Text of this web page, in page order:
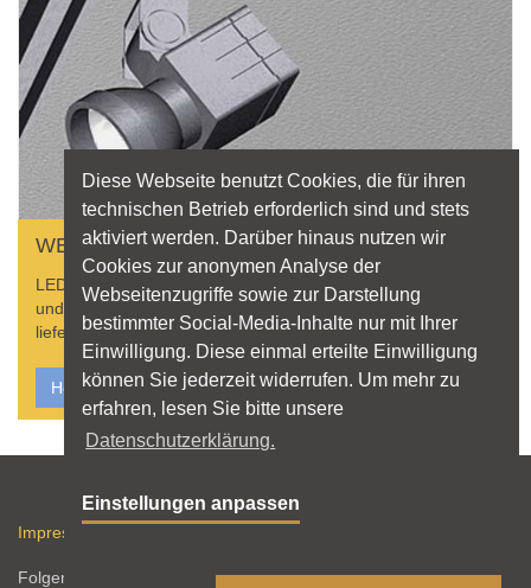
WER LIEFERT WAS?
LED? Betriebsgeräte? Hier finden Sie Produkterklärungen
und Hersteller, die Leuchten, Lichtquellen und Zubehör
liefern.
Hersteller finden
Impressum
Folgen Sie licht.de:
Diese Webseite benutzt Cookies, die für ihren
technischen Betrieb erforderlich sind und stets
aktiviert werden. Darüber hinaus nutzen wir
Cookies zur anonymen Analyse der
Webseitenzugriffe sowie zur Darstellung
bestimmter Social-Media-Inhalte nur mit Ihrer
Einwilligung. Diese einmal erteilte Einwilligung
können Sie jederzeit widerrufen. Um mehr zu
erfahren, lesen Sie bitte unsere
Datenschutzerklärung.
Einstellungen anpassen